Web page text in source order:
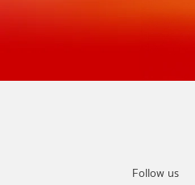
Follow us